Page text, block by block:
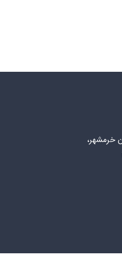
خرمشهر،